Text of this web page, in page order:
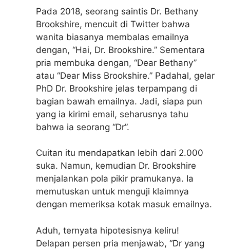
Pada 2018, seorang saintis Dr. Bethany
Brookshire, mencuit di Twitter bahwa
wanita biasanya membalas emailnya
dengan, “Hai, Dr. Brookshire.” Sementara
pria membuka dengan, “Dear Bethany”
atau “Dear Miss Brookshire.” Padahal, gelar
PhD Dr. Brookshire jelas terpampang di
bagian bawah emailnya. Jadi, siapa pun
yang ia kirimi email, seharusnya tahu
bahwa ia seorang “Dr”.
Cuitan itu mendapatkan lebih dari 2.000
suka. Namun, kemudian Dr. Brookshire
menjalankan pola pikir pramukanya. Ia
memutuskan untuk menguji klaimnya
dengan memeriksa kotak masuk emailnya.
Aduh, ternyata hipotesisnya keliru!
Delapan persen pria menjawab, “Dr yang